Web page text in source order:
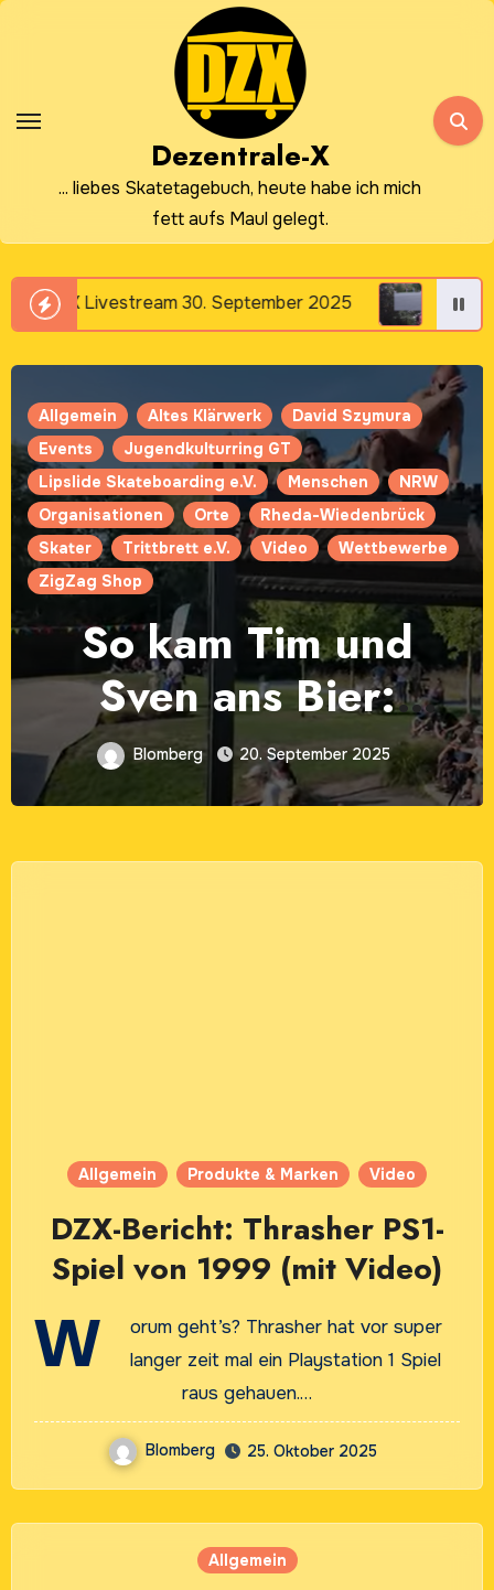
Dezentrale-X
... liebes Skatetagebuch, heute habe ich mich
fett aufs Maul gelegt.
30. September 2025 DZX Livestream 23.
Allgemein Brettigel
Dezentrale X e.V.
Events
FZH Neubeckum
Hänger Crew
Kickflip
Neubeckum
Neubeckum Rathausplatz
NRW
Organisationen Orte
Presse
Sonnenblumenfest Neubeckum
Tricks Video
Zeitungsbericht:
Neubeckum: Fest im
Zeichen der
Sonnenblume
Blomberg
Allgemein Produkte & Marken Video
DZX-Bericht: Thrasher PS1-
Spiel von 1999 (mit Video)
W
orum geht’s? Thrasher hat vor super
langer zeit mal ein Playstation 1 Spiel
raus gehauen.…
Blomberg 25. Oktober 2025
Allgemein